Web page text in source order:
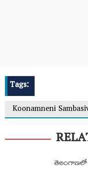
Tags:
Koonamneni
తెలంగాణలో